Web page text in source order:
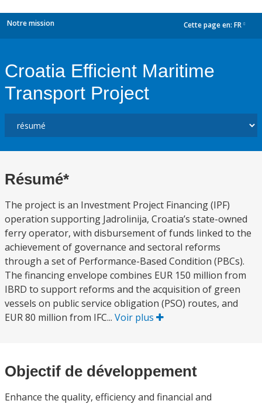
Notre mission Cette page en: FR
Croatia Efficient Maritime
Transport Project
Résumé*
The project is an Investment Project Financing (IPF)
operation supporting Jadrolinija, Croatia’s state-owned
ferry operator, with disbursement of funds linked to the
achievement of governance and sectoral reforms
through a set of Performance-Based Condition (PBCs).
The financing envelope combines EUR 150 million from
IBRD to support reforms and the acquisition of green
vessels on public service obligation (PSO) routes, and
EUR 80 million from IFC... Voir plus
Objectif de développement
Enhance the quality, efficiency and financial and